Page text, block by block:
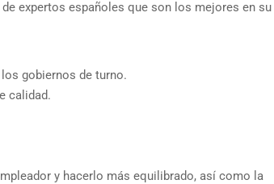
expertos españoles que son los mejores en
gobiernos de turno.
calidad.
y hacerlo más equilibrado, así como la